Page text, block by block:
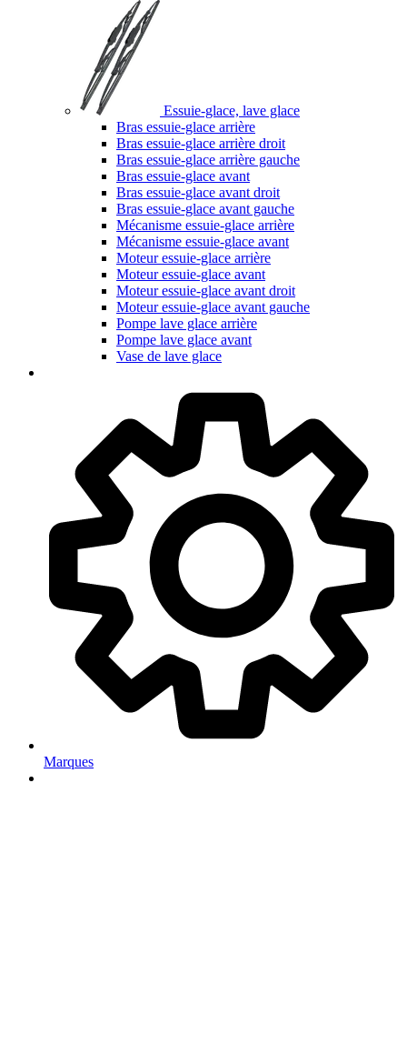
Essuie-glace, lave glace
Bras essuie-glace arrière
Bras essuie-glace arrière droit
Bras essuie-glace arrière gauche
Bras essuie-glace avant
Bras essuie-glace avant droit
Bras essuie-glace avant gauche
Mécanisme essuie-glace arrière
Mécanisme essuie-glace avant
Moteur essuie-glace arrière
Moteur essuie-glace avant
Moteur essuie-glace avant droit
Moteur essuie-glace avant gauche
Pompe lave glace arrière
Pompe lave glace avant
Vase de lave glace
Marques